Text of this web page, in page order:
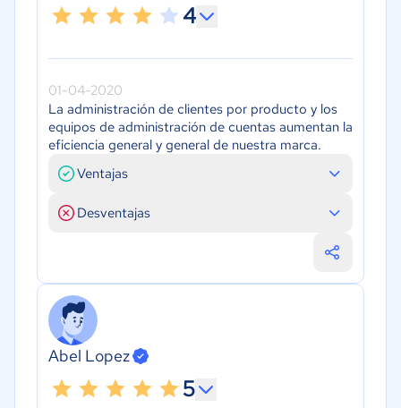
4
01-04-2020
La administración de clientes por producto y los
equipos de administración de cuentas aumentan la
eficiencia general y general de nuestra marca.
Ventajas
Desventajas
Abel Lopez
5